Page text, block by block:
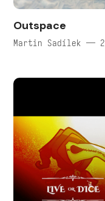
Outspace
Martin Sadílek —